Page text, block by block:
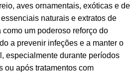
aves ornamentais, exóticas e de
naturais e extratos de
um poderoso reforço do
a prevenir infeções e a manter o
especialmente durante períodos
ou após tratamentos com